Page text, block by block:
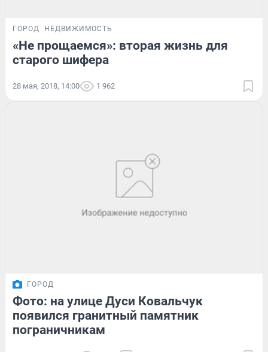
ГОРОД НЕДВИЖИМОСТЬ
«Не прощаемся»: вторая жизнь для
старого шифера
28 мая, 2018, 14:00 1 962
ГОРОД
Фото: на улице Дуси Ковальчук
появился гранитный памятник
пограничникам